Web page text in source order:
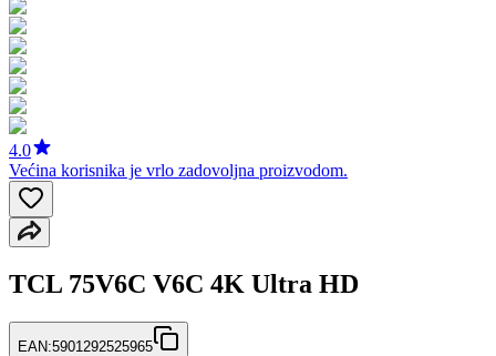
4.0
Većina korisnika je vrlo zadovoljna proizvodom.
TCL 75V6C V6C 4K Ultra HD
EAN:5901292525965